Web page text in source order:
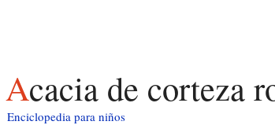
Acacia de corteza
Enciclopedia para niños